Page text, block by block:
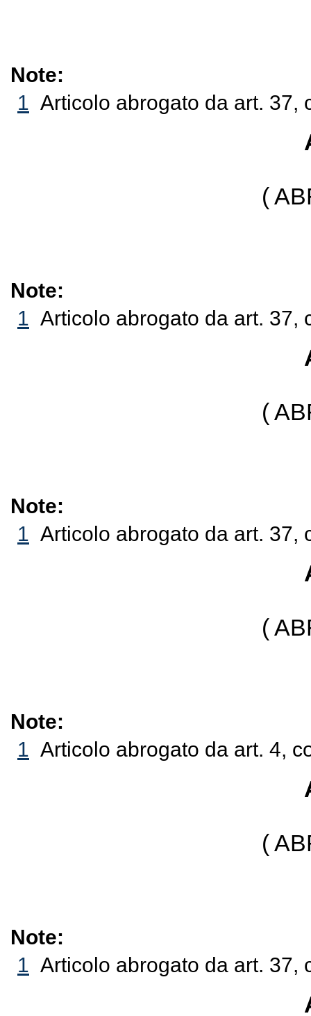
Note:
1 Articolo abrogato da art. 37,
(
Note:
1 Articolo abrogato da art. 37,
(
Note:
1 Articolo abrogato da art. 37,
(
Note:
1 Articolo abrogato da art. 4,
(
Note:
1 Articolo abrogato da art. 37,